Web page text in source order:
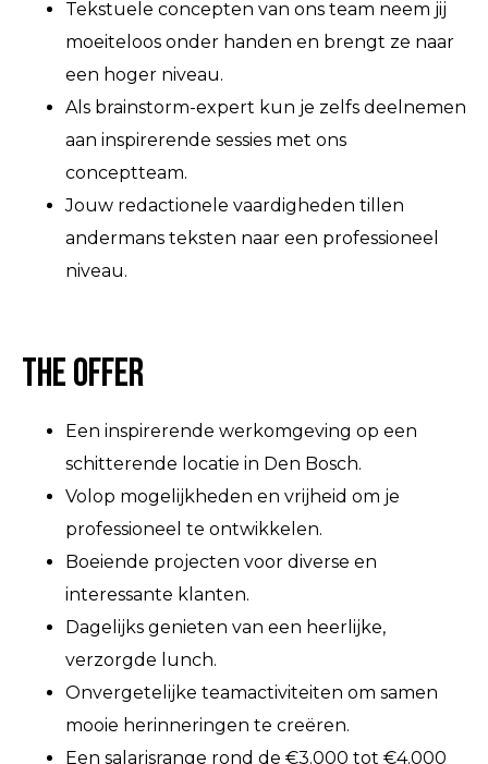
Tekstuele concepten van ons team neem jij
moeiteloos onder handen en brengt ze naar
een hoger niveau.
Als brainstorm-expert kun je zelfs deelnemen
aan inspirerende sessies met ons
conceptteam.
Jouw redactionele vaardigheden tillen
andermans teksten naar een professioneel
niveau.
The Offer
Een inspirerende werkomgeving op een
schitterende locatie in Den Bosch.
Volop mogelijkheden en vrijheid om je
professioneel te ontwikkelen.
Boeiende projecten voor diverse en
interessante klanten.
Dagelijks genieten van een heerlijke,
verzorgde lunch.
Onvergetelijke teamactiviteiten om samen
mooie herinneringen te creëren.
Een salarisrange rond de €3.000 tot €4.000